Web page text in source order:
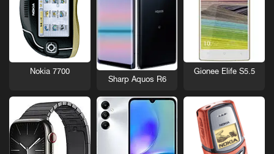
Gionee Elife S5.5
Sharp Aquos R6
Nokia 7700